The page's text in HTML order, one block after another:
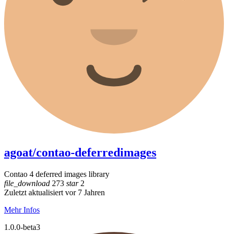
agoat/contao-deferredimages
Contao 4 deferred images library
file_download 273 star2
Zuletzt aktualisiert vor 7 Jahren
Mehr Infos
1.0.0-beta3